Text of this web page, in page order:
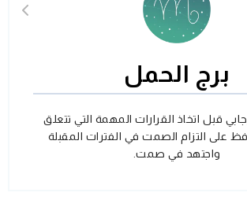
برج الحمل
قبل اتخاذ القرارات المهمة التي تتعلق
على التزام الصمت في الفترات المقبلة
واجتهد في صمت.